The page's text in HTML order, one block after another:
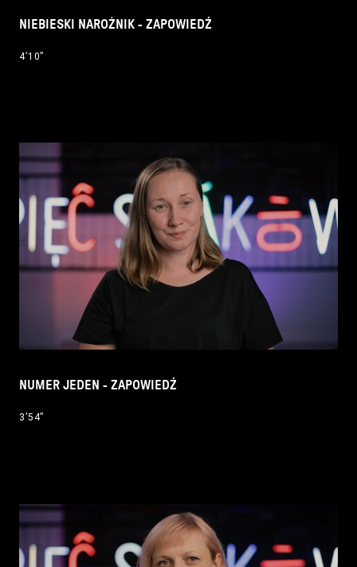
NIEBIESKI NAROŻNIK - ZAPOWIEDŹ
4’10’’
NUMER JEDEN - ZAPOWIEDŹ
3’54’’